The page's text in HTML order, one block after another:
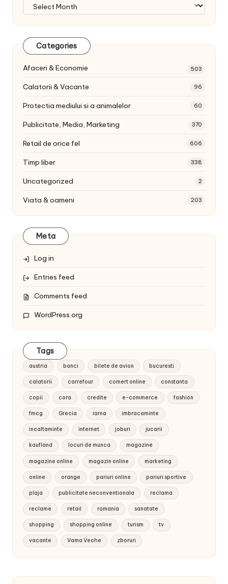
Categories
Afaceri & Economie 503
Calatorii & Vacante 96
Protectia mediului si a animalelor 60
Publicitate, Media, Marketing 370
Retail de orice fel 606
Timp liber 338
Uncategorized 2
Viata & oameni 203
Meta
Log in
Entries feed
Comments feed
WordPress.org
Tags
austria banci bilete de avion bucuresti
calatorii carrefour comert online constanta
copii cora credite e-commerce fashion
fmcg Grecia iarna imbracaminte
incaltaminte internet joburi jucarii
kaufland locuri de munca magazine
magazine online magazin online marketing
online orange pariuri online pariuri sportive
plaja publicitate neconventionala reclama
reclame retail romania sanatate
shopping shopping online turism tv
vacante Vama Veche zboruri